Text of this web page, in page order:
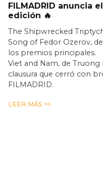
FILMADRID anuncia
edición 🔥
The Shipwrecked
Song of Fedor Ozerov,
los premios principales.
Viet and Nam, de Truong
clausura que cerró con
FILMADRID.
LEER MÁS >>